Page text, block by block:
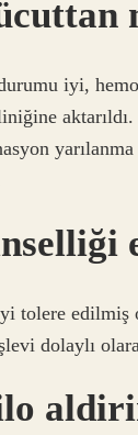
iyi,
tolere edilmiş
dolaylı